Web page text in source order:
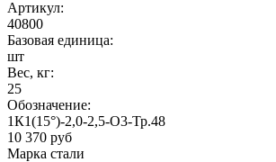
Артикул:
40800
Базовая единица:
шт
Вес, кг:
25
Обозначение:
1К1(15°)-2,0-2,5-О3-Тр.48
10 370 руб
Марка стали